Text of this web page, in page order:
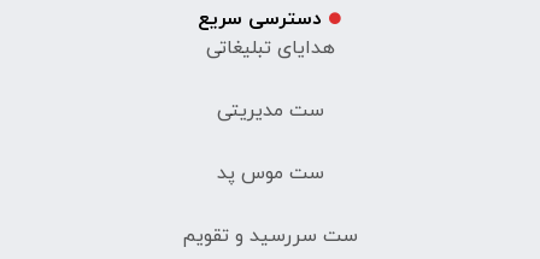
دسترسی سریع
هدایای تبلیغاتی
ست مدیریتی
ست موس پد
ست سررسید و تقویم